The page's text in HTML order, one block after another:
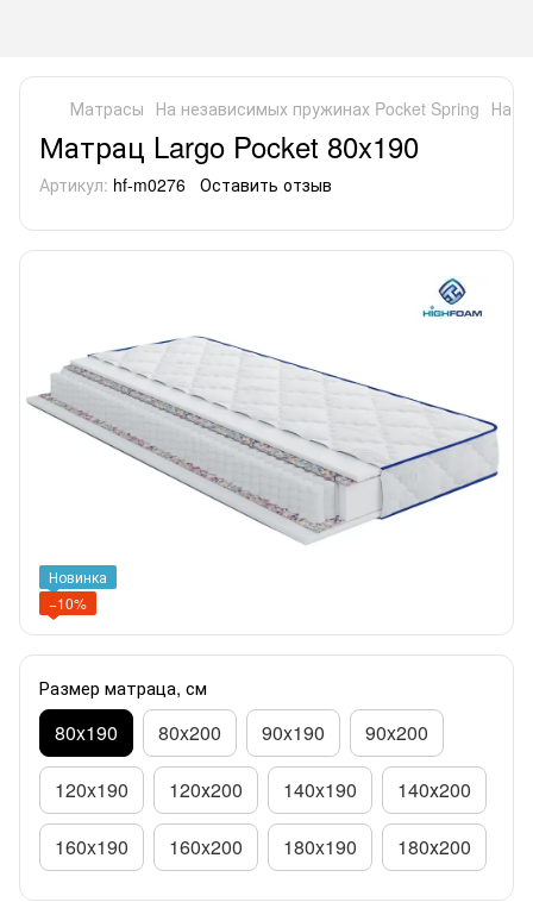
Матрасы На независимых пружинах Pocket Spring На
Матрац Largo Pocket 80x190
Артикул: hf-m0276 Оставить отзыв
Новинка
−10%
Размер матраца, см
80x190 80x200 90x190 90x200
120x190 120х200 140x190 140х200
160x190 160x200 180x190 180х200